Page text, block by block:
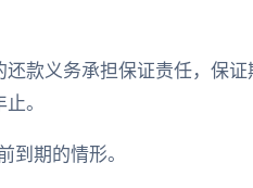
款义务承担保证责任，保
。
到期的情形。